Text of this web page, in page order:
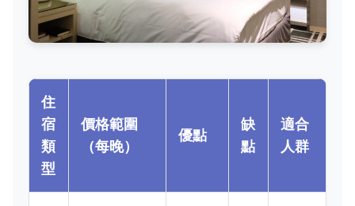
住
宿
類
型
價格範圍
（每晚）
優點
缺
點
適合
人群